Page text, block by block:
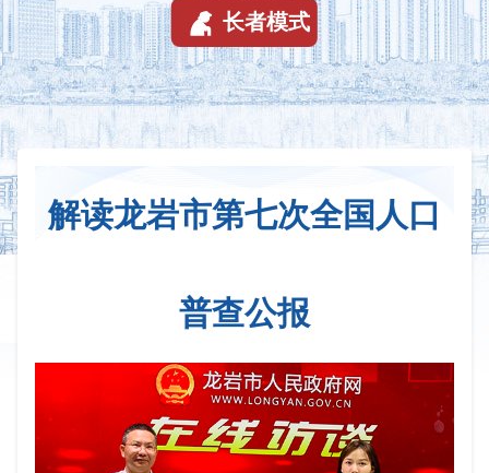
 长者模式
解读龙岩市第七次全国人口
普查公报